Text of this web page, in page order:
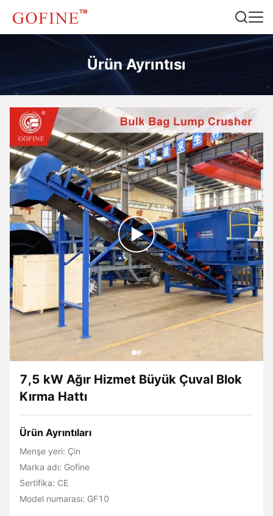
Ürün Ayrıntısı
7,5 kW Ağır Hizmet Büyük Çuval Blok
Kırma Hattı
Ürün Ayrıntıları
Menşe yeri: Çin
Marka adı: Gofine
Sertifika: CE
Model numarası: GF10